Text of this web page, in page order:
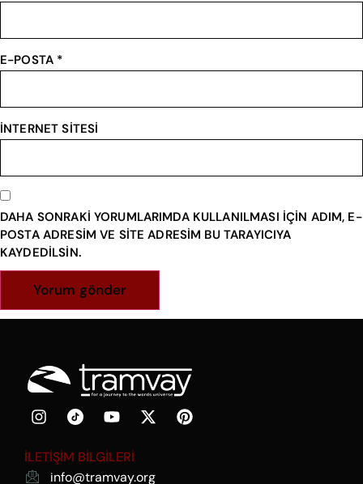
E-POSTA *
İNTERNET SITESI
DAHA SONRAKI YORUMLARIMDA KULLANILMASI IÇIN ADIM, E-
POSTA ADRESIM VE SITE ADRESIM BU TARAYICIYA
KAYDEDILSIN.
İLETİŞİM BİLGİLERİ
info@tramvay.org